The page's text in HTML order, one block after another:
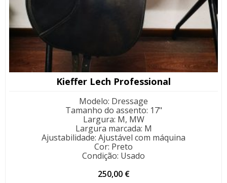
Kieffer Lech Professional
Modelo: Dressage
Tamanho do assento: 17"
Largura: M, MW
Largura marcada: M
Ajustabilidade: Ajustável com máquina
Cor: Preto
Condição: Usado
250,00 €